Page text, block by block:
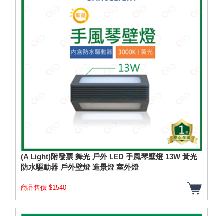
(A Light)附發票 舞光 戶外 LED 手風琴壁燈 13W 黃光
防水驅動器 戶外壁燈 造景燈 室外燈
商品售價 $1540